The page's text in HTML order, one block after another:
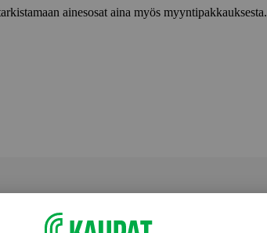
ainesosat aina myös myyntipakkauksesta.